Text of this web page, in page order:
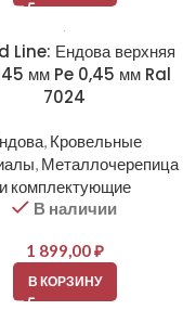
Line: Ендова верхняя
мм Pe 0,45 мм Ral
7024
, Кровельные
, Металлочерепица
и комплектующие
В наличии
1 899,00₽
В КОРЗИНУ